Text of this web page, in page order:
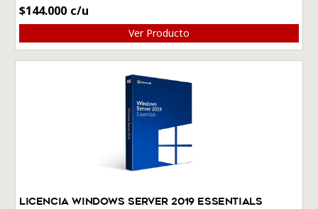
$144.000
Ver Producto
Licencia Windows Server 2019 Essentials